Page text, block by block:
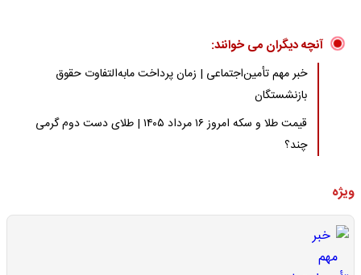
آنچه دیگران می خوانند:
خبر مهم تأمین‌اجتماعی | زمان پرداخت مابه‌التفاوت حقوق
بازنشستگان
قیمت طلا و سکه امروز ۱۶ مرداد ۱۴۰۵ | طلای دست دوم گرمی
چند؟
ویژه